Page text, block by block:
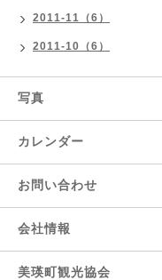
2011-11（6）
2011-10（6）
写真
カレンダー
お問い合わせ
会社情報
美瑛町観光協会